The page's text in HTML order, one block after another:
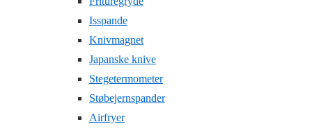
Isspande
Knivmagnet
Japanske knive
Stegetermometer
Støbejernspander
Airfryer